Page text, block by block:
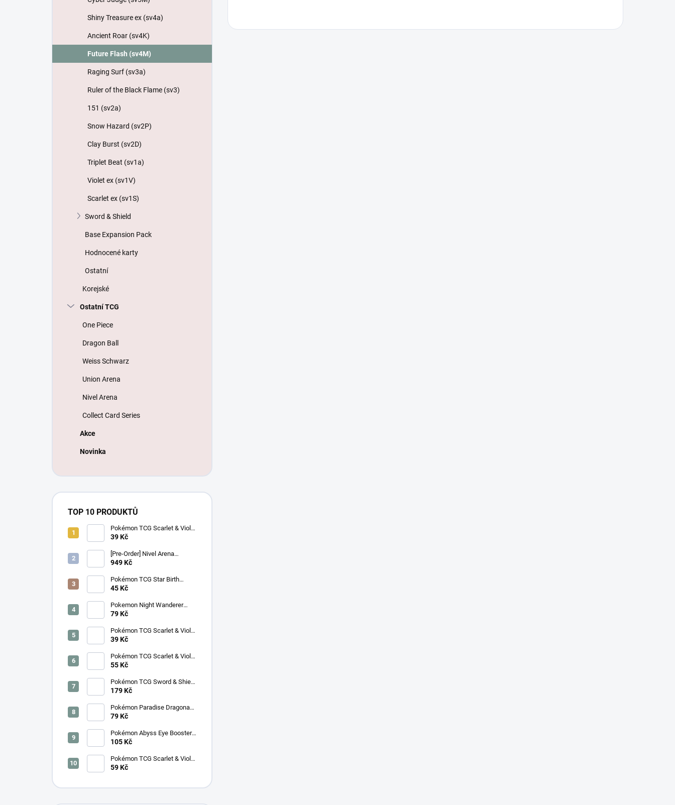
Shiny Treasure ex (sv4a)
Ancient Roar (sv4K)
Future Flash (sv4M)
Raging Surf (sv3a)
Ruler of the Black Flame (sv3)
151 (sv2a)
Snow Hazard (sv2P)
Clay Burst (sv2D)
Triplet Beat (sv1a)
Violet ex (sv1V)
Scarlet ex (sv1S)
Sword & Shield
Base Expansion Pack
Hodnocené karty
Ostatní
Korejské
Ostatní TCG
One Piece
Dragon Ball
Weiss Schwarz
Union Arena
Nivel Arena
Collect Card Series
Akce
Novinka
TOP 10 PRODUKTŮ
Pokémon TCG Scarlet & Violet
Battle Partners Booster –
39 Kč
[Pre-Order] Nivel Arena
Goddess of Victory NIKKE
Box - Korejský
949 Kč
Pokémon TCG Star Birth
Booster – Korejský
45 Kč
Pokemon Night Wanderer
Booster (sv6a) - Japonský
79 Kč
Pokémon TCG Scarlet & Violet
Night Wanderer Booster –
39 Kč
Pokémon TCG Scarlet & Violet
Surging Sparks Booster –
55 Kč
Pokémon TCG Sword & Shield
Eevee Heroes Booster –
179 Kč
Pokémon Paradise Dragona
Booster (SV7a) – Japonský
79 Kč
Pokémon Abyss Eye Booster
(M5) – Japonský
105 Kč
Pokémon TCG Scarlet & Violet
Cyber Judge Booster -
59 Kč